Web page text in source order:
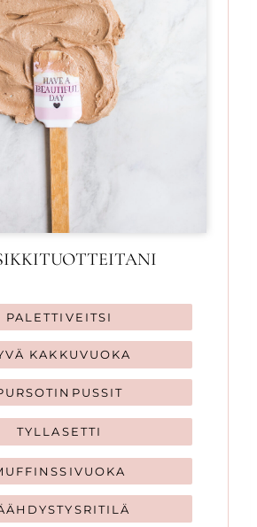
PALETTIVEITSI
KAKKUVUOKA
TYLLASETTI